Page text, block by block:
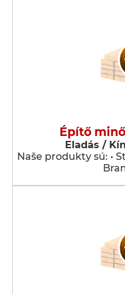
Építő
Eladás /
Naše produkty sú: •